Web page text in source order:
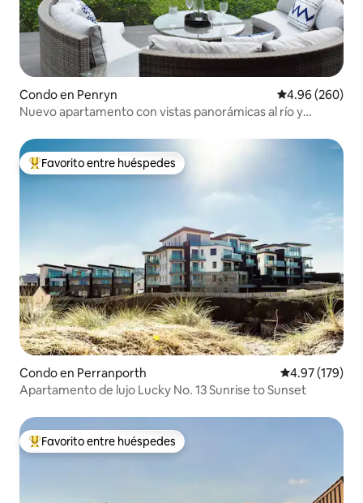
Condo en Penryn Calificación
4.96 (260)
Nuevo apartamento con vistas panorámicas al río y
Favorito entre huéspedes preferido
Favorito entre huéspedes
Condo en Perranporth Calificación
4.97 (179)
Apartamento de lujo Lucky No. 13 Sunrise to Sunset
Favorito entre huéspedes preferido
Favorito entre huéspedes